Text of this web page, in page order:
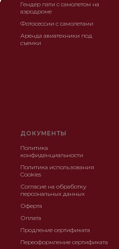
Гендер пати с самолетом на
аэродроме
Фотосессии с самолетами
Аренда авиатехники под
съемки
ДОКУМЕНТЫ
Политика
конфиденциальности
Политика использования
Cookies
Согласие на обработку
персональных данных
Оферта
Оплата
Продление сертификата
Переоформление сертификата